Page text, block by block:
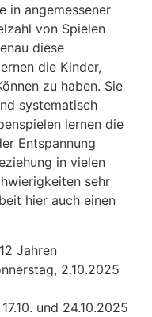
in angemessener
von Spielen
diese
die Kinder,
zu haben. Sie
systematisch
lernen die
Entspannung
in vielen
sehr
hier auch einen
Jahren
2.10.2025
und 24.10.2025